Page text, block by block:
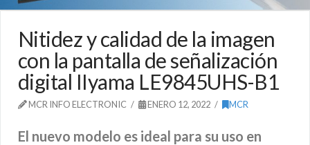
Nitidez y calidad de la imagen
con la pantalla de señalización
digital IIyama LE9845UHS-B1
MCR INFO ELECTRONIC ENERO 12, 2022 MCR
El nuevo modelo es ideal para su uso en